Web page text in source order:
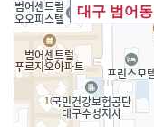
대구 범어